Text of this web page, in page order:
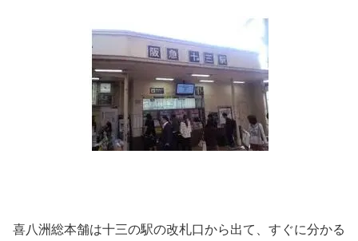
喜八洲総本舗は十三の駅の改札口から出て、すぐに分かる